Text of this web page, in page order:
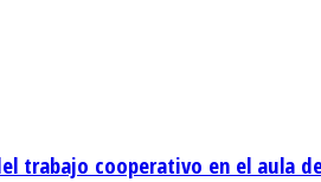
trabajo cooperativo en el aula